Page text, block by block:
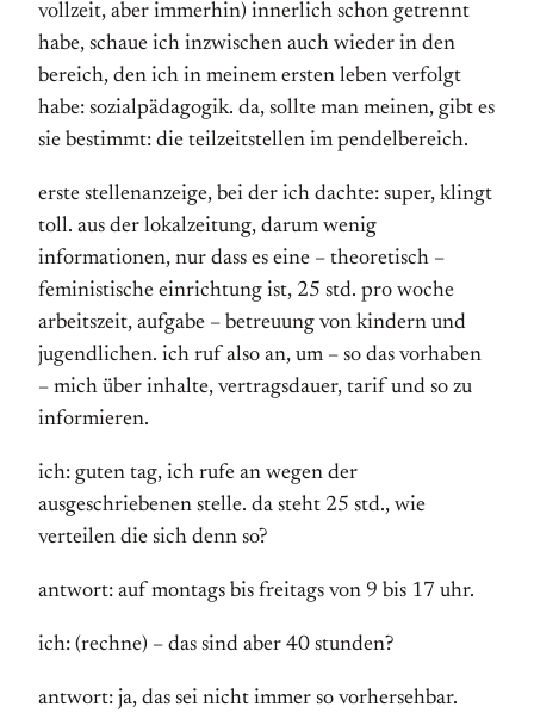
vollzeit, aber immerhin) innerlich schon getrennt
habe, schaue ich inzwischen auch wieder in den
bereich, den ich in meinem ersten leben verfolgt
habe: sozialpädagogik. da, sollte man meinen, gibt es
sie bestimmt: die teilzeitstellen im pendelbereich.
erste stellenanzeige, bei der ich dachte: super, klingt
toll. aus der lokalzeitung, darum wenig
informationen, nur dass es eine – theoretisch –
feministische einrichtung ist, 25 std. pro woche
arbeitszeit, aufgabe – betreuung von kindern und
jugendlichen. ich ruf also an, um – so das vorhaben
– mich über inhalte, vertragsdauer, tarif und so zu
informieren.
ich: guten tag, ich rufe an wegen der
ausgeschriebenen stelle. da steht 25 std., wie
verteilen die sich denn so?
antwort: auf montags bis freitags von 9 bis 17 uhr.
ich: (rechne) – das sind aber 40 stunden?
antwort: ja, das sei nicht immer so vorhersehbar.